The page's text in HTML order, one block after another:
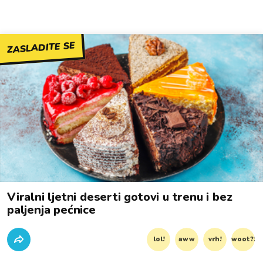
ZASLADITE SE
Viralni ljetni deserti gotovi u trenu i bez
paljenja pećnice
lol! aww vrh! woot?!